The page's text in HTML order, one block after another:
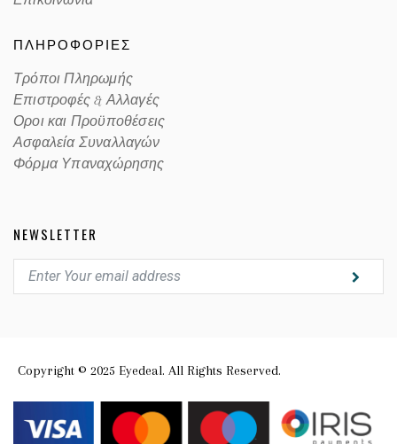
ΠΛΗΡΟΦΟΡΙΕΣ
Τρόποι Πληρωμής
Επιστροφές & Αλλαγές
Οροι και Προϋποθέσεις
Ασφαλεία Συναλλαγών
Φόρμα Υπαναχώρησης
NEWSLETTER
Copyright © 2025 Eyedeal. All Rights Reserved.